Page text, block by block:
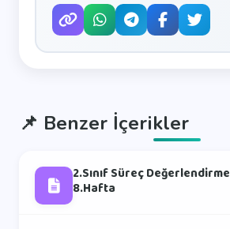
📌 Benzer İçerikler
2.Sınıf Süreç
8.Hafta